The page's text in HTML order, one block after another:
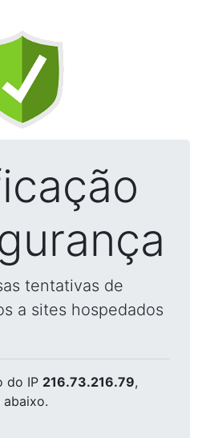
tentativas de
a sites hospedados
do IP 216.73.216.79,